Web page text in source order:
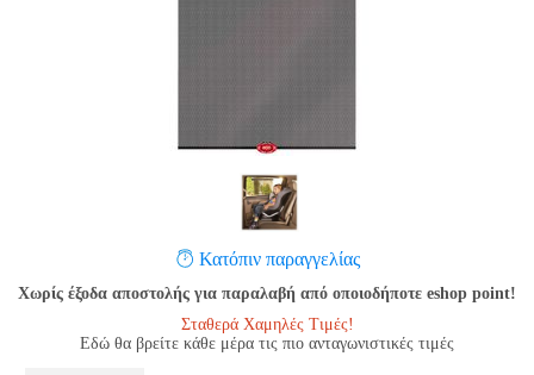
Κατόπιν παραγγελίας
Χωρίς έξοδα αποστολής για παραλαβή από οποιοδήποτε eshop point!
Σταθερά Χαμηλές Τιμές!
Εδώ θα βρείτε κάθε μέρα τις πιο ανταγωνιστικές τιμές